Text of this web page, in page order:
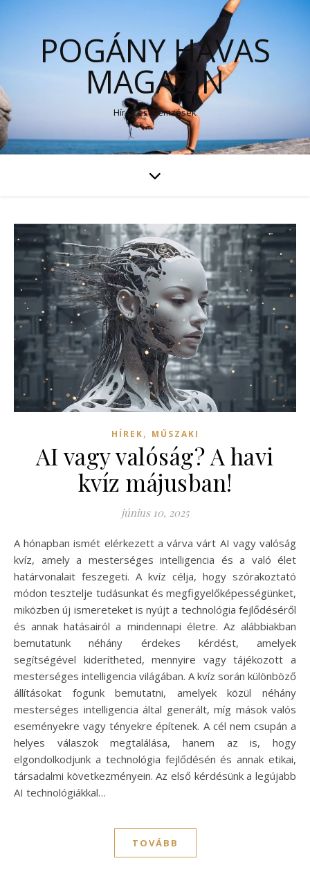
POGÁNY HAVAS
MAGAZIN
Hírek és elemzések
HÍREK, MŰSZAKI
AI vagy valóság? A havi
kvíz májusban!
június 10, 2025
A hónapban ismét elérkezett a várva várt AI vagy valóság
kvíz, amely a mesterséges intelligencia és a való élet
határvonalait feszegeti. A kvíz célja, hogy szórakoztató
módon tesztelje tudásunkat és megfigyelőképességünket,
miközben új ismereteket is nyújt a technológia fejlődéséről
és annak hatásairól a mindennapi életre. Az alábbiakban
bemutatunk néhány érdekes kérdést, amelyek
segítségével kiderítheted, mennyire vagy tájékozott a
mesterséges intelligencia világában. A kvíz során különböző
állításokat fogunk bemutatni, amelyek közül néhány
mesterséges intelligencia által generált, míg mások valós
eseményekre vagy tényekre építenek. A cél nem csupán a
helyes válaszok megtalálása, hanem az is, hogy
elgondolkodjunk a technológia fejlődésén és annak etikai,
társadalmi következményein. Az első kérdésünk a legújabb
AI technológiákkal…
TOVÁBB